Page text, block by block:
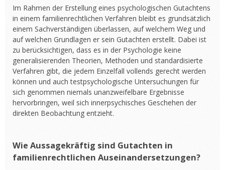
Im Rahmen der Erstellung eines psychologischen Gutachtens
in einem familienrechtlichen Verfahren bleibt es grundsätzlich
einem Sachverständigen überlassen, auf welchem Weg und
auf welchen Grundlagen er sein Gutachten erstellt. Dabei ist
zu berücksichtigen, dass es in der Psychologie keine
generalisierenden Theorien, Methoden und standardisierte
Verfahren gibt, die jedem Einzelfall vollends gerecht werden
können und auch testpsychologische Untersuchungen für
sich genommen niemals unanzweifelbare Ergebnisse
hervorbringen, weil sich innerpsychisches Geschehen der
direkten Beobachtung entzieht.
Wie Aussagekräftig sind Gutachten in
familienrechtlichen Auseinandersetzungen?